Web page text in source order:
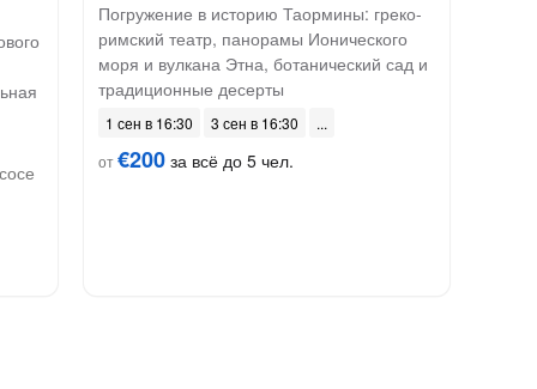
Погружение в историю Таормины: греко-
римский театр, панорамы Ионического
моря и вулкана Этна, ботанический сад и
традиционные десерты
1 сен в 16:30
3 сен в 16:30
от€200 за всё до 5 чел.